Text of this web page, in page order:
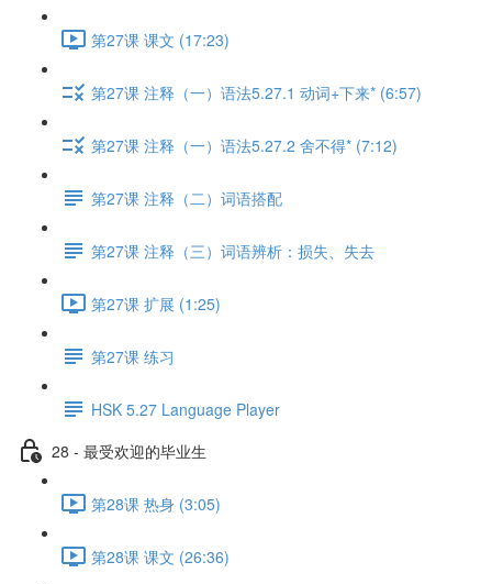
第27课 课文 (17:23)
第27课 注释（一）语法5.27.1 动词+下来* (6:57)
第27课 注释（一）语法5.27.2 舍不得* (7:12)
第27课 注释（二）词语搭配
第27课 注释（三）词语辨析：损失、失去
第27课 扩展 (1:25)
第27课 练习
HSK 5.27 Language Player
28 - 最受欢迎的毕业生
第28课 热身 (3:05)
第28课 课文 (26:36)